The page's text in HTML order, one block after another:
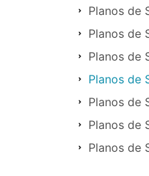
Planos de
Planos de
Planos de
Planos de
Planos de
Planos de
Planos de